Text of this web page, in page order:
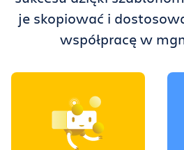
je skopiować i
współpracę w